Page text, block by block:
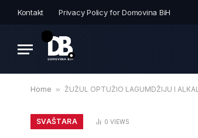
Kontakt Privacy Policy for Domovina BiH
Home » ŽUŽUL OPTUŽIO LAGUMDŽIJU I
SVAŠTARA 0 VIEWS